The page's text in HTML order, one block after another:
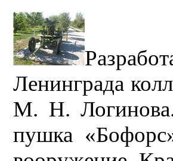
Ленинграда
М. Н. Логинова.
пушка